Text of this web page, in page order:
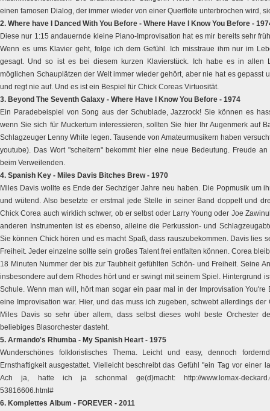
einen famosen Dialog, der immer wieder von einer Querflöte unterbrochen wird,
2. Where have I Danced With You Before - Where Have I Know You Before -
Diese nur 1:15 andauernde kleine Piano-Improvisation hat es mir bereits sehr
Wenn es ums Klavier geht, folge ich dem Gefühl. Ich misstraue ihm nur im
gesagt. Und so ist es bei diesem kurzen Klavierstück. Ich habe es in allen
möglichen Schauplätzen der Welt immer wieder gehört, aber nie hat es gepasst
und regt nie auf. Und es ist ein Bespiel für Chick Coreas Virtuosität.
3. Beyond The Seventh Galaxy - Where Have I Know You Before - 1974
Ein Paradebeispiel von Song aus der Schublade, Jazzrock! Sie können es
wenn Sie sich für Muckertum interessieren, sollten Sie hier Ihr Augenmerk auf
Schlagzeuger Lenny White legen. Tausende von Amateurmusikern haben
youtube). Das Wort "scheitern" bekommt hier eine neue Bedeutung. Freude
beim Verweilenden.
4. Spanish Key - Miles Davis Bitches Brew - 1970
Miles Davis wollte es Ende der Sechziger Jahre neu haben. Die Popmusik um
und wütend. Also besetzte er erstmal jede Stelle in seiner Band doppelt und
Chick Corea auch wirklich schwer, ob er selbst oder Larry Young oder Joe
anderen Instrumenten ist es ebenso, alleine die Perkussion- und
Sie können Chick hören und es macht Spaß, dass rauszubekommen. Davis lies
Freiheit. Jeder einzelne sollte sein großes Talent frei entfalten können. Corea
18 Minuten Nummer der bis zur Taubheit gefühlten Schön- und Freiheit. Seine
insbesondere auf dem Rhodes hört und er swingt mit seinem Spiel. Hintergrund
Schule. Wenn man will, hört man sogar ein paar mal in der Improvisation You're
eine Improvisation war. Hier, und das muss ich zugeben, schwebt allerdings
Miles Davis so sehr über allem, dass selbst dieses wohl beste Orchester
beliebiges Blasorchester dasteht.
5. Armando's Rhumba - My Spanish Heart - 1975
Wunderschönes folkloristisches Thema. Leicht und easy, dennoch
Ernsthaftigkeit ausgestattet. Vielleicht beschreibt das Gefühl "ein Tag vor einer
Ach ja, hatte ich ja schonmal ge(d)macht: http://www.lomax-
53816606.html#
6. Komplettes Album - FOREVER - 2011